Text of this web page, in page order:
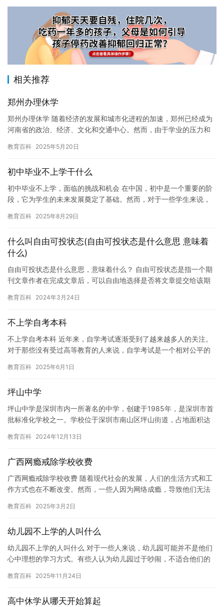
相关推荐
郑州办理休学
郑州办理休学 随着经济的发展和城市化进程的加速，郑州已经成为
河南省的政治、经济、文化和交通中心。然而，由于学业的压力和
理休…
教育百科 2025年5月20日
初中毕业不上学干什么
初中毕业不上学，面临的挑战和机会 在中国，初中是一个重要的阶
段，它为学生的未来发展奠定了基础。然而，对于一些学生来说，
茫，不…
教育百科 2025年8月29日
什么叫自由可投状态(自由可投状态是什么意思 意味着
什么)
自由可投状态是什么意思，意味着什么？ 自由可投状态是指一个期
刊文章作者在完成文章后，可以自由地选择是否将文章提交给该期
期刊…
教育百科 2024年3月24日
不上学自考本科
不上学自考本科 近年来，自学考试逐渐受到了越来越多人的关注。
对于那些没有受过高等教育的人来说，自学考试是一个相对公平的
上学…
教育百科 2025年6月1日
坪山中学
坪山中学是深圳市内一所著名的中学，创建于1985年，是深圳市首
批标准化学校之一。学校位于深圳市南山区坪山街道，占地面积达
教育百科 2024年12月13日
广西网瘾戒除学校收费
广西网瘾戒除学校收费 随着现代社会的发展，人们的生活方式和工
作方式也在不断改变。然而，一些人因为网络成瘾，导致他们无法
很多…
教育百科 2025年3月2日
幼儿园不上学的人叫什么
幼儿园不上学的人叫什么 对于一些人来说，幼儿园可能并不是他们
心中理想的学习方式。有些人认为幼儿园过于吵闹，不适合他们的
未来…
教育百科 2025年11月24日
高中休学从哪天开始算起